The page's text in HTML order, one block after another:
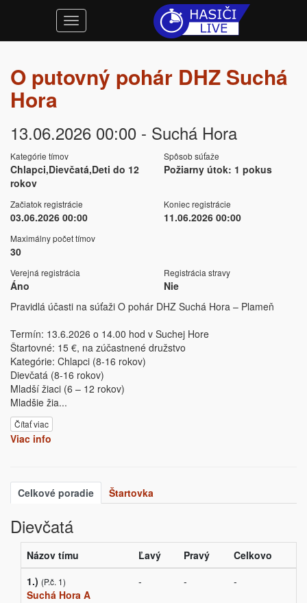
O putovný pohár DHZ Suchá
Hora
13.06.2026 00:00 - Suchá Hora
Kategórie tímov
Chlapci,Dievčatá,Deti do 12
rokov
Spôsob súťaže
Požiarny útok: 1 pokus
Začiatok registrácie
03.06.2026 00:00
Koniec registrácie
11.06.2026 00:00
Maximálny počet tímov
30
Verejná registrácia
Áno
Registrácia stravy
Nie
Pravidlá účasti na súťaži O pohár DHZ Suchá Hora – Plameň
Termín: 13.6.2026 o 14.00 hod v Suchej Hore
Štartovné: 15 €, na zúčastnené družstvo
Kategórie: Chlapci (8-16 rokov)
Dievčatá (8-16 rokov)
Mladší žiaci (6 – 12 rokov)
Mladšie žia...
Čítať viac
Viac info
Celkové poradie Štartovka
Dievčatá
Názov tímu Ľavý Pravý
Celkovo
1.) (P.č. 1)
Suchá Hora A
- - -